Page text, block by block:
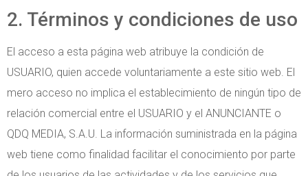
2. Términos y condiciones de uso
El acceso a esta página web atribuye la condición de
USUARIO, quien accede voluntariamente a este sitio web. El
mero acceso no implica el establecimiento de ningún tipo de
relación comercial entre el USUARIO y el ANUNCIANTE o
QDQ MEDIA, S.A.U. La información suministrada en la página
web tiene como finalidad facilitar el conocimiento por parte